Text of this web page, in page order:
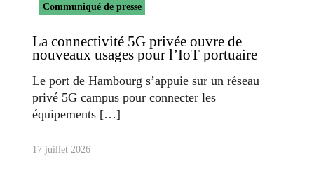
Communiqué de presse
La connectivité 5G privée ouvre de
nouveaux usages pour l’IoT portuaire
Le port de Hambourg s’appuie sur un réseau
privé 5G campus pour connecter les
équipements
17 juillet 2026